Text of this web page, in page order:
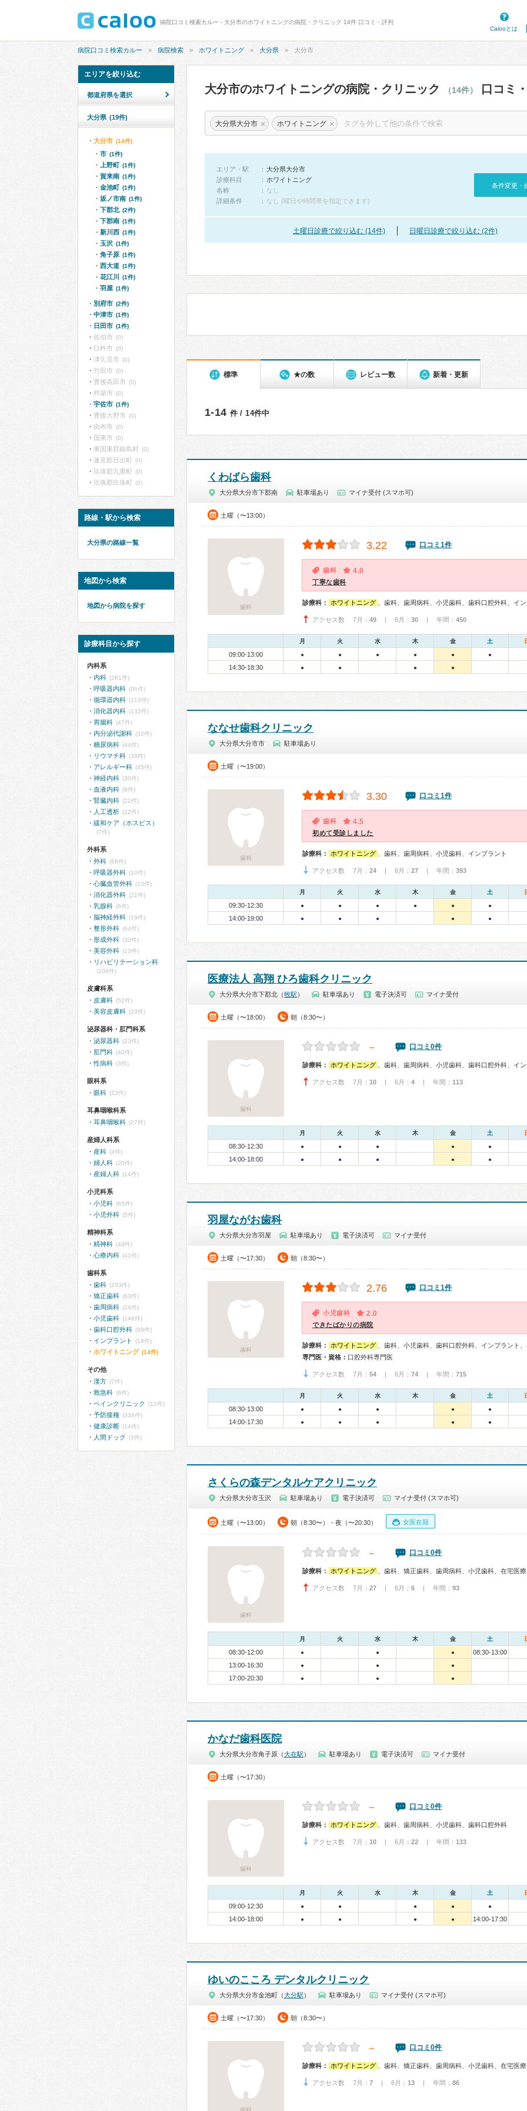
病院口コミ検索カルー - 大分市のホワイトニングの病院・クリニック 14件 口コミ・評判
Calooとは
病院口コミ検索カルー 病院検索 ホワイトニング 大分県 大分市
大分市のホワイトニングの病院・クリニック （14件） 口コミ
大分県大分市 × ホワイトニング ×
エリア・駅
大分県大分市
診療科目
ホワイトニング
名称
なし
詳細条件
なし (曜日や時間帯を指定できます)
条件変更・
土曜日診療で絞り込む (14件) 日曜日診療で絞り込む (2件)
標準 ★の数 レビュー数 新着・更新
1-14 件 / 14件中
くわばら歯科
大分県大分市下郡南 駐車場あり マイナ受付 (スマホ可)
土曜（〜13:00）
歯科
3.22 口コミ1件
歯科 4.0
丁寧な歯科
診療科： ホワイトニング 、歯科、歯周病科、小児歯科、歯科口腔外科、イ
アクセス数 7月： 49 | 6月： 30 | 年間： 450
月 火 水 木 金 土
09:00-13:00 ● ● ● ● ● ●
14:30-18:30 ● ● ● ●
ななせ歯科クリニック
大分県大分市市 駐車場あり
土曜（〜19:00）
歯科
3.30 口コミ1件
歯科 4.5
初めて受診しました
診療科： ホワイトニング 、歯科、歯周病科、小児歯科、インプラント
アクセス数 7月： 24 | 6月： 27 | 年間： 393
月 火 水 木 金 土
09:30-12:30 ● ● ● ● ● ●
14:00-19:00 ● ● ● ● ●
医療法人 高翔 ひろ歯科クリニック
大分県大分市下郡北（牧駅 ） 駐車場あり 電子決済可 マイナ受付
土曜（〜18:00） 朝（8:30〜）
歯科
－ 口コミ0件
診療科： ホワイトニング 、歯科、歯周病科、小児歯科、歯科口腔外科、イ
アクセス数 7月： 10 | 6月： 4 | 年間： 113
月 火 水 木 金 土
08:30-12:30 ● ● ● ● ●
14:00-18:00 ● ● ● ● ●
羽屋ながお歯科
大分県大分市羽屋 駐車場あり 電子決済可 マイナ受付
土曜（〜17:30） 朝（8:30〜）
歯科
2.76 口コミ1件
小児歯科 2.0
できたばかりの病院
診療科： ホワイトニング
、歯科、小児歯科、歯科口腔外科、インプラント
専門医・資格： 口腔外科専門医
アクセス数 7月： 54 | 6月： 74 | 年間： 715
月 火 水 木 金 土
08:30-13:00 ● ● ● ● ●
14:00-17:30 ● ● ● ● ●
さくらの森デンタルケアクリニック
大分県大分市玉沢 駐車場あり 電子決済可 マイナ受付 (スマホ可)
土曜（〜13:00） 朝（8:30〜）・夜（〜20:30） 女医在籍
歯科
－ 口コミ0件
診療科： ホワイトニング 、歯科、矯正歯科、歯周病科、小児歯科、在宅医療
アクセス数 7月： 27 | 6月： 6 | 年間： 93
月 火 水 木 金 土
08:30-12:00 ● ● ●
08:30-13:00
13:00-16:30
● ● ●
17:00-20:30 ● ● ●
かなだ歯科医院
大分県大分市角子原（大在駅 ） 駐車場あり 電子決済可 マイナ受付
土曜（〜17:30）
歯科
－ 口コミ0件
診療科： ホワイトニング 、歯科、歯周病科、小児歯科、歯科口腔外科
アクセス数 7月： 10 | 6月： 22 | 年間： 133
月 火 水 木 金 土
09:00-12:30 ● ● ● ● ●
14:00-18:00 ● ● ● ● 14:00-17:30
ゆいのこころ デンタルクリニック
大分県大分市金池町（大分駅 ） 駐車場あり マイナ受付 (スマホ可)
土曜（〜17:30） 朝（8:30〜）
歯科
－ 口コミ0件
診療科： ホワイトニング 、歯科、矯正歯科、歯周病科、小児歯科、在宅医療
アクセス数 7月： 7 | 6月： 13 | 年間： 86
エリアを絞り込む
都道府県を選択
大分県 (19件)
大分市 (14件)
市 (1件)
上野町 (1件)
賀来南 (1件)
金池町 (1件)
坂ノ市南 (1件)
下郡北 (2件)
下郡南 (1件)
新川西 (1件)
玉沢 (1件)
角子原 (1件)
西大道 (1件)
花江川 (1件)
羽屋 (1件)
別府市 (2件)
中津市 (1件)
日田市 (1件)
佐伯市 (0)
臼杵市 (0)
津久見市 (0)
竹田市 (0)
豊後高田市 (0)
杵築市 (0)
宇佐市 (1件)
豊後大野市 (0)
由布市 (0)
国東市 (0)
東国東郡姫島村 (0)
速見郡日出町 (0)
玖珠郡九重町 (0)
玖珠郡玖珠町 (0)
路線・駅から検索
大分県の路線一覧
地図から検索
地図から病院を探す
診療科目から探す
内科系
内科 (261件)
呼吸器内科 (96件)
循環器内科 (113件)
消化器内科 (132件)
胃腸科 (47件)
内分泌代謝科 (32件)
糖尿病科 (44件)
リウマチ科 (38件)
アレルギー科 (45件)
神経内科 (30件)
血液内科 (8件)
腎臓内科 (22件)
人工透析 (22件)
緩和ケア（ホスピス）
(7件)
外科系
外科 (68件)
呼吸器外科 (10件)
心臓血管外科 (13件)
消化器外科 (21件)
乳腺科 (6件)
脳神経外科 (19件)
整形外科 (64件)
形成外科 (30件)
美容外科 (13件)
リハビリテーション科
(106件)
皮膚科系
皮膚科 (52件)
美容皮膚科 (23件)
泌尿器科・肛門科系
泌尿器科 (23件)
肛門科 (40件)
性病科 (3件)
眼科系
眼科 (33件)
耳鼻咽喉科系
耳鼻咽喉科 (27件)
産婦人科系
産科 (4件)
婦人科 (20件)
産婦人科 (14件)
小児科系
小児科 (65件)
小児外科 (5件)
精神科系
精神科 (49件)
心療内科 (41件)
歯科系
歯科 (233件)
矯正歯科 (63件)
歯周病科 (24件)
小児歯科 (146件)
歯科口腔外科 (99件)
インプラント (19件)
ホワイトニング (14件)
その他
漢方 (7件)
救急科 (6件)
ペインクリニック (11件)
予防接種 (334件)
健康診断 (14件)
人間ドック (3件)